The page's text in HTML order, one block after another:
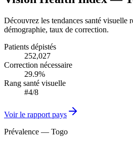
Découvrez les tendances santé visuelle
démographie, taux de correction.
Patients dépistés
252,027
Correction nécessaire
29.9%
Rang santé visuelle
#4/8
Voir le rapport pays
Prévalence — Togo